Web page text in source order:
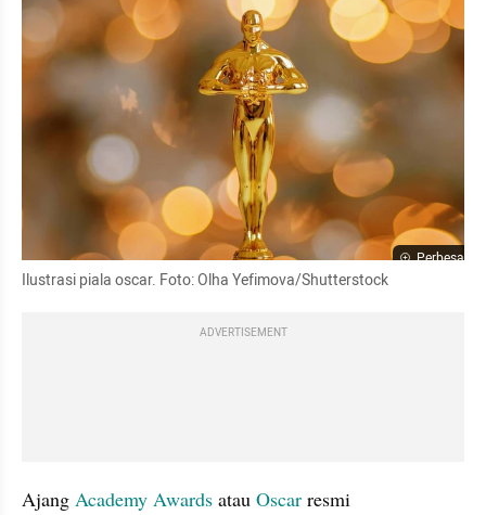
Perbesar
Ilustrasi piala oscar. Foto: Olha Yefimova/Shutterstock
ADVERTISEMENT
Ajang Academy Awards atau Oscar resmi